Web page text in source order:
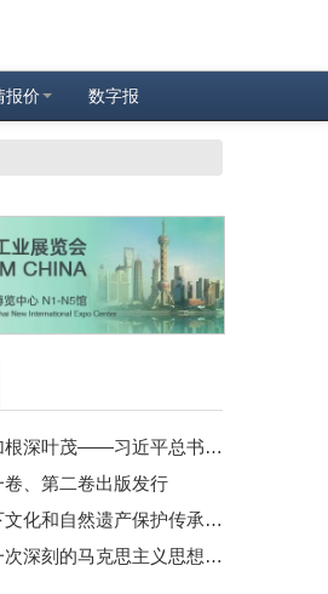
报价 数字报
让中朝传统友谊之树更加根深叶茂——习近平总书记对朝鲜进行国事访问纪实
卷、第二卷出版发行
在习近平文化思想引领下文化和自然遗产保护传承利用工作开创新局面
伟大征程丨延安整风：一次深刻的马克思主义思想教育运动